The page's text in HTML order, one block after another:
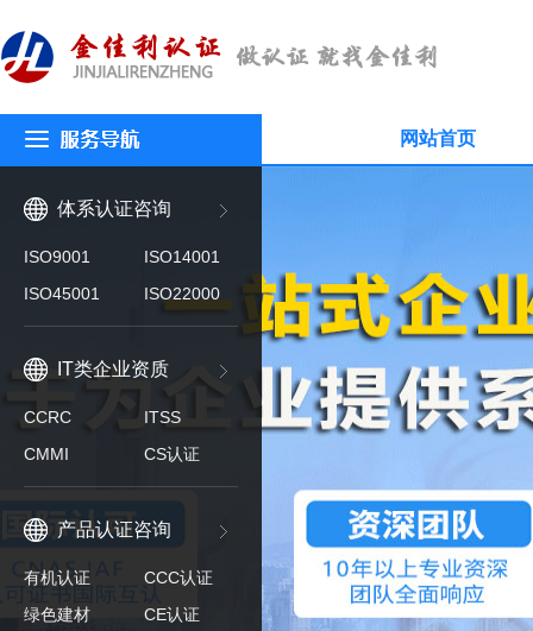
体系认证咨询
ISO9001
ISO14001
ISO45001
ISO22000
IT类企业资质
CCRC
ITSS
CMMI
CS认证
产品认证咨询
有机认证
CCC认证
绿色建材
CE认证
网站首页